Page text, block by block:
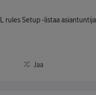
rules Setup -listaa
Jaa